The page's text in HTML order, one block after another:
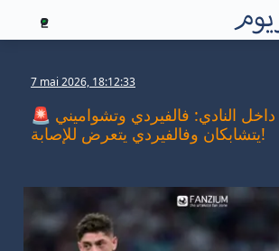
2
7 mai 2026, 18:12:33
🚨 كارثة داخل النادي: فالفيردي وتشواميني
يتشابكان وفالفيردي يتعرض للإصابة!